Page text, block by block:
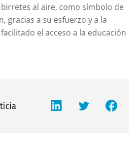
al aire, como símbolo de
gracias a su esfuerzo y a la
el acceso a la educación